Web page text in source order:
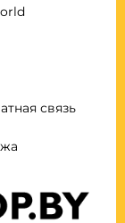
связь